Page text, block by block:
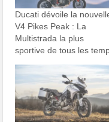
Ducati dévoile la
V4 Pikes Peak : La
Multistrada la plus
sportive de tous les